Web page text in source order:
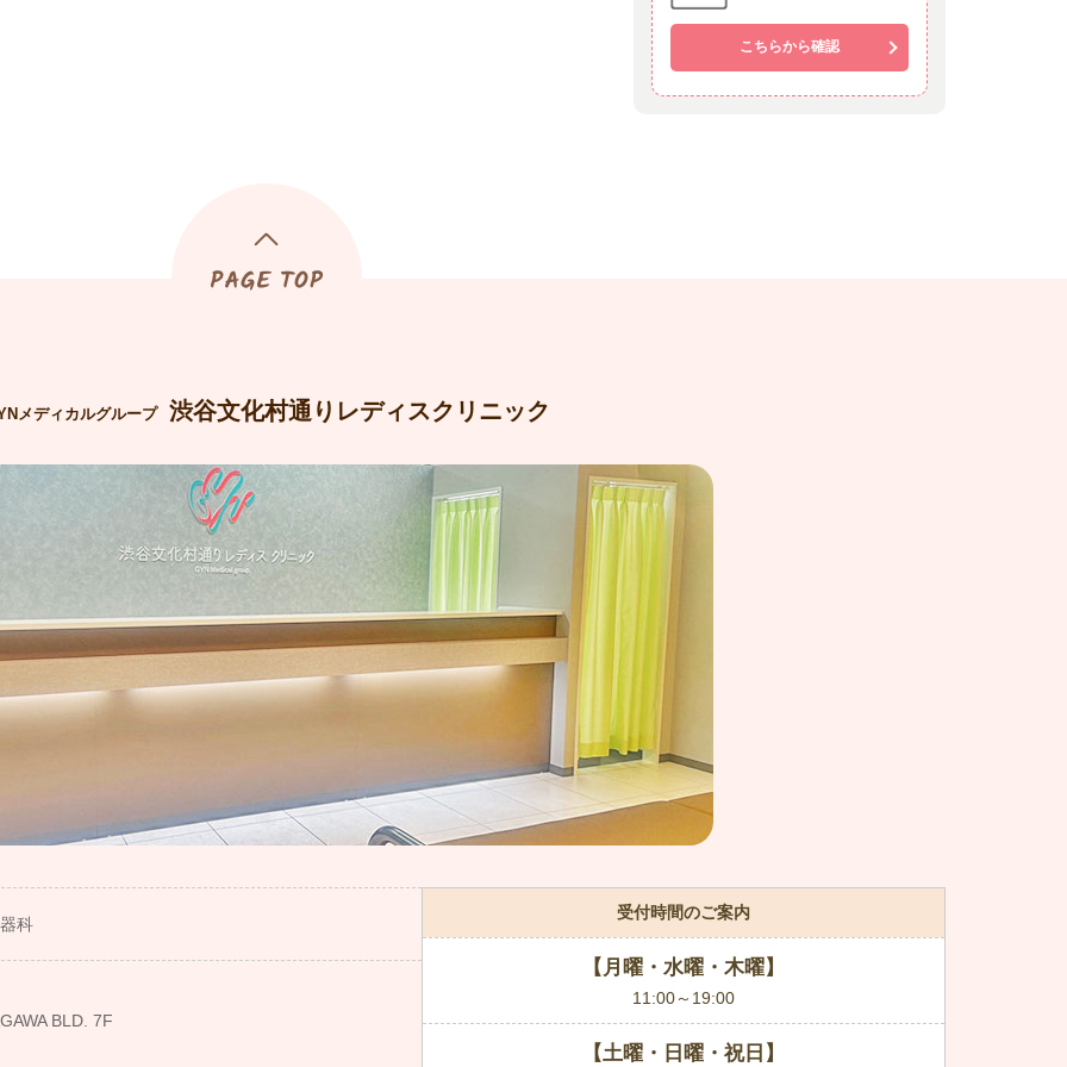
こちらから確認
メディカルグループ 渋谷文化村通りレディスクリニック
科
BLD. 7F
受付時間のご案内
【月曜・水曜・木曜】
11:00～19:00
【土曜・日曜・祝日】